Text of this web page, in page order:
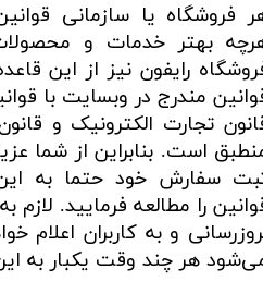
فروشگاه یا سازمانی
بهتر خدمات و
رایفون نیز از این
مندرج در وبسایت با
تجارت الکترونیک و
است. بنابراین از شما
سفارش خود حتما به
را مطالعه فرمایید.
و به کاربران اعلام
هر چند وقت یکبار به